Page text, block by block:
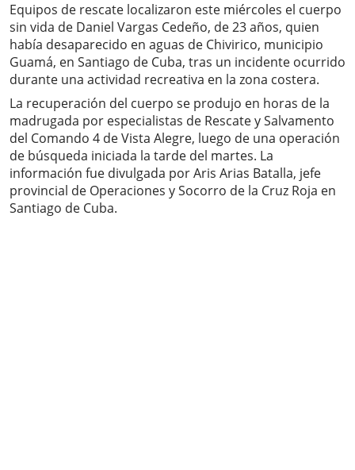
Equipos de rescate localizaron este miércoles el cuerpo
sin vida de Daniel Vargas Cedeño, de 23 años, quien
había desaparecido en aguas de Chivirico, municipio
Guamá, en Santiago de Cuba, tras un incidente ocurrido
durante una actividad recreativa en la zona costera.
La recuperación del cuerpo se produjo en horas de la
madrugada por especialistas de Rescate y Salvamento
del Comando 4 de Vista Alegre, luego de una operación
de búsqueda iniciada la tarde del martes. La
información fue divulgada por Aris Arias Batalla, jefe
provincial de Operaciones y Socorro de la Cruz Roja en
Santiago de Cuba.